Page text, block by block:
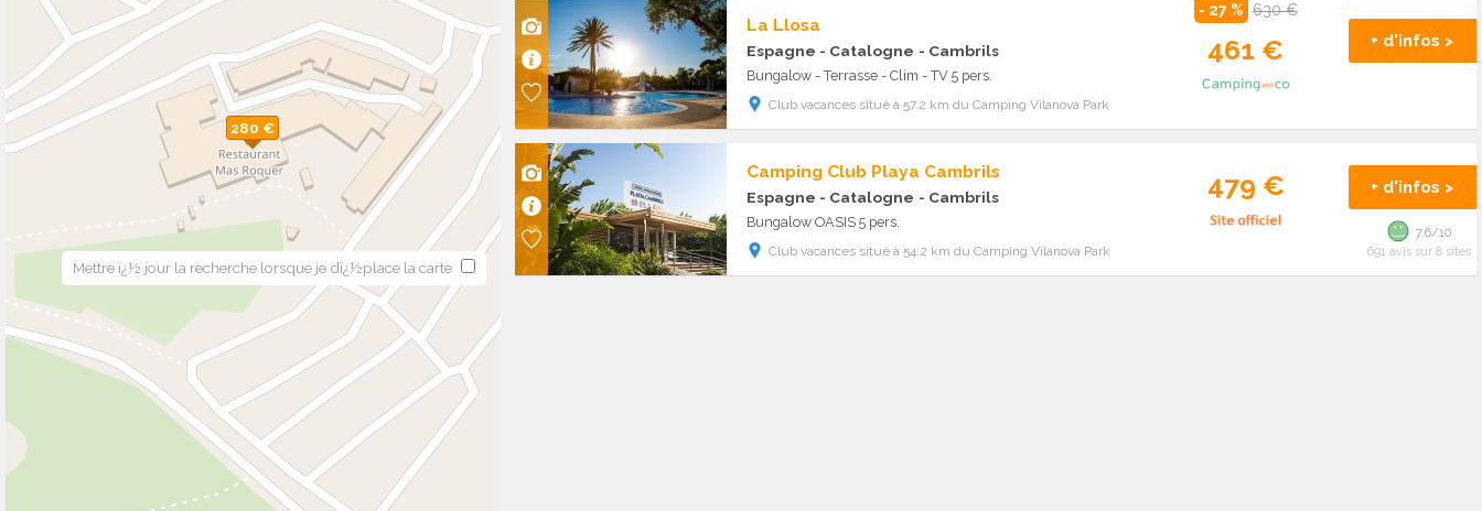
280 €
Mettre ï¿½ jour la recherche lorsque je dï¿½place la carte
La Llosa
Espagne - Catalogne - Cambrils
Bungalow - Terrasse - Clim - TV 5 pers.
Club vacances situé à 57.2 km du Camping Vilanova Park
- 27 % 630 €
461 € + d'infos >
Camping Club Playa Cambrils
Espagne - Catalogne - Cambrils
Bungalow OASIS 5 pers.
Club vacances situé à 54.2 km du Camping Vilanova Park
479 € + d'infos >
7.6/10
691 avis sur 8 sites